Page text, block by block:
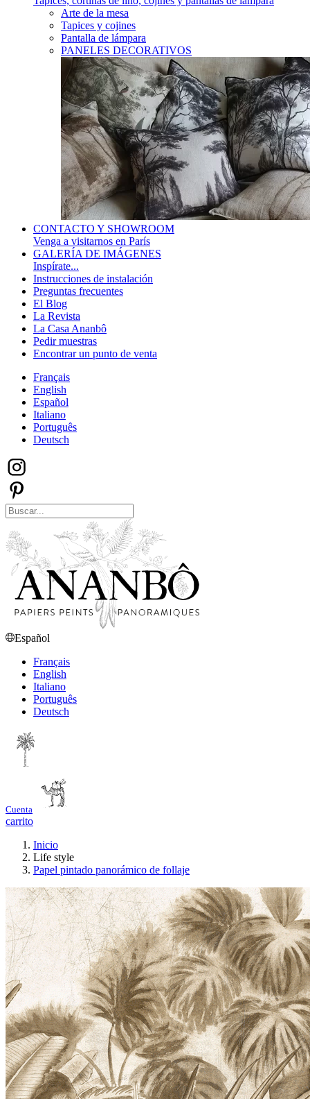
Arte de la mesa
Tapices y cojines
Pantalla de lámpara
PANELES DECORATIVOS
CONTACTO Y SHOWROOM
Venga a visitarnos en París
GALERÍA DE IMÁGENES
Inspírate...
Instrucciones de instalación
Preguntas frecuentes
El Blog
La Revista
La Casa Ananbô
Pedir muestras
Encontrar un punto de venta
Français
English
Español
Italiano
Português
Deutsch
Español
Français
English
Italiano
Português
Deutsch
Cuenta
carrito
Inicio
Life style
Papel pintado panorámico de follaje